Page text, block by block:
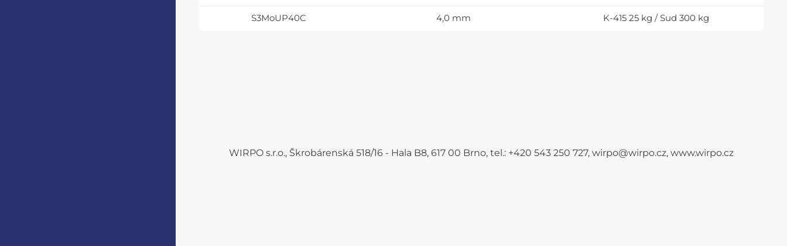
S3MoUP40C 4,0 mm K-415 25 kg / Sud 300 kg
WIRPO s.r.o., Škrobárenská 518/16 - Hala B8, 617 00 Brno, tel.: +420 543 250 727, wirpo@wirpo.cz, www.wirpo.cz